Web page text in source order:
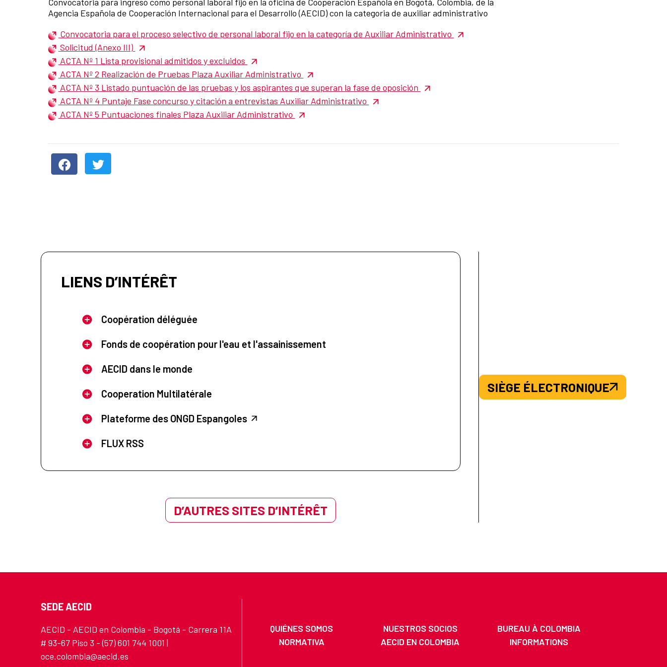
Agencia Española de Cooperación Internacional para el Desarrollo (AECID) con la categoria de auxiliar administrativo
Convocatoria para el proceso selectivo de personal laboral fijo en la categoría de Auxiliar Administrativo
Solicitud (Anexo III)
ACTA Nº 1 Lista provisional admitidos y excluidos
ACTA Nº 2 Realización de Pruebas Plaza Auxiliar Administrativo
ACTA Nº 3 Listado puntuación de las pruebas y los aspirantes que superan la fase de oposición
ACTA Nº 4 Puntaje Fase concurso y citación a entrevistas Auxiliar Administrativo
ACTA Nº 5 Puntuaciones finales Plaza Auxiliar Administrativo
LIENS D’INTÉRÊT
Coopération déléguée
Fonds de coopération pour l'eau et l'assainissement
AECID dans le monde
Cooperation Multilatérale
Plateforme des ONGD Espangoles
FLUX RSS
D’AUTRES SITES D’INTÉRÊT
SIÈGE ÉLECTRONIQUE
SEDE AECID
AECID - AECID en Colombia - Bogotá - Carrera 11A
# 93-67 Piso 3 - (57) 601 744 1001 |
oce.colombia@aecid.es
QUIÉNES SOMOS NUESTROS SOCIOS
BUREAU À COLOMBIA
NORMATIVA
AECID EN COLOMBIA INFORMATIONS